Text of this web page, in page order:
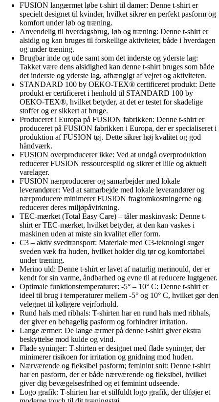
FUSION langærmet løbe t-shirt til damer: Denne t-shirt er
specielt designet til kvinder, hvilket sikrer en perfekt pasform og
komfort under løb og træning.
Anvendelig til hverdagsbrug, løb og træning: Denne t-shirt er
alsidig og kan bruges til forskellige aktiviteter, både i hverdagen
og under træning.
Brugbar inde og ude samt som det inderste og yderste lag:
Takket være dens alsidighed kan denne t-shirt bruges som både
det inderste og yderste lag, afhængigt af vejret og aktiviteten.
STANDARD 100 by OEKO-TEX® certificeret produkt: Dette
produkt er certificeret i henhold til STANDARD 100 by
OEKO-TEX®, hvilket betyder, at det er testet for skadelige
stoffer og er sikkert at bruge.
Produceret i Europa på FUSION fabrikken: Denne t-shirt er
produceret på FUSION fabrikken i Europa, der er specialiseret i
produktion af FUSION tøj. Dette sikrer høj kvalitet og god
håndværk.
FUSION overproducerer ikke: Ved at undgå overproduktion
reducerer FUSION ressourcespild og sikrer et lille og aktuelt
varelager.
FUSION nærproducerer og samarbejder med lokale
leverandører: Ved at samarbejde med lokale leverandører og
nærproducere minimerer FUSION fragtomkostningerne og
reducerer deres miljøpåvirkning.
TEC-mærket (Total Easy Care) – tåler maskinvask: Denne t-
shirt er TEC-mærket, hvilket betyder, at den kan vaskes i
maskinen uden at miste sin kvalitet eller form.
C3 – aktiv svedtransport: Materiale med C3-teknologi suger
sveden væk fra huden, hvilket holder dig tør og komfortabel
under træning.
Merino uld: Denne t-shirt er lavet af naturlig merinould, der er
kendt for sin varme, åndbarhed og evne til at reducere lugtgener.
Optimale funktionstemperaturer: -5° – 10° C: Denne t-shirt er
ideel til brug i temperaturer mellem -5° og 10° C, hvilket gør den
velegnet til køligere vejrforhold.
Rund hals med ribhals: T-shirten har en rund hals med ribhals,
der giver en behagelig pasform og forhindrer irritation.
Lange ærmer: De lange ærmer på denne t-shirt giver ekstra
beskyttelse mod kulde og vind.
Flade syninger: T-shirten er designet med flade syninger, der
minimerer risikoen for irritation og gnidning mod huden.
Nærværende og fleksibel pasform; feminint snit: Denne t-shirt
har en pasform, der er både nærværende og fleksibel, hvilket
giver dig bevægelsesfrihed og et feminint udseende.
Logo grafik: T-shirten har et stilfuldt logo grafik, der tilføjer et